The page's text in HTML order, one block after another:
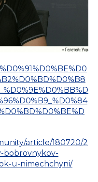
article/180720/2
bobrovnykov-
u-nimechchyni/